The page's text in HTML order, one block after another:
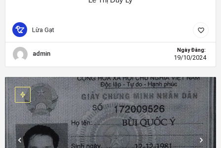
Lừa Gạt
admin Ngày Đăng:
19/10/2024